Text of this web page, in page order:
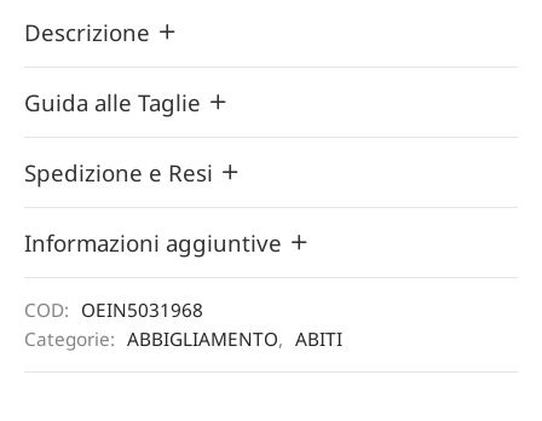
Descrizione
Guida alle Taglie
Spedizione e Resi
Informazioni aggiuntive
COD: OEIN5031968
Categorie: ABBIGLIAMENTO, ABITI